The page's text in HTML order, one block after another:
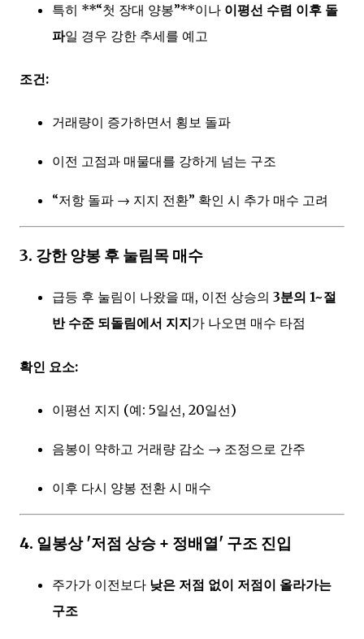
특히 **“첫 장대 양봉”**이나 이평선 수렴 이후 돌
파일 경우 강한 추세를 예고
조건:
거래량이 증가하면서 횡보 돌파
이전 고점과 매물대를 강하게 넘는 구조
“저항 돌파 → 지지 전환” 확인 시 추가 매수 고려
3. 강한 양봉 후 눌림목 매수
급등 후 눌림이 나왔을 때, 이전 상승의 3분의 1~절
반 수준 되돌림에서 지지가 나오면 매수 타점
확인 요소:
이평선 지지 (예: 5일선, 20일선)
음봉이 약하고 거래량 감소 → 조정으로 간주
이후 다시 양봉 전환 시 매수
4. 일봉상 '저점 상승 + 정배열' 구조 진입
주가가 이전보다 낮은 저점 없이 저점이 올라가는
구조